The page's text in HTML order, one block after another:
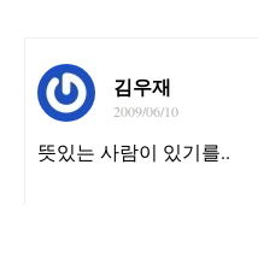
김우재
2009/06/10
뜻있는 사람이 있기를..